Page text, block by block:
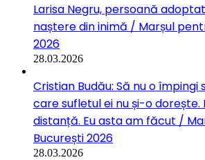
Larisa Negru, persoană
naștere din inimă / Marșul
2026
28.03.2026
Cristian Budău: Să nu o
care sufletul ei nu și-o dorește.
distanță. Eu asta am făcut /
București 2026
28.03.2026